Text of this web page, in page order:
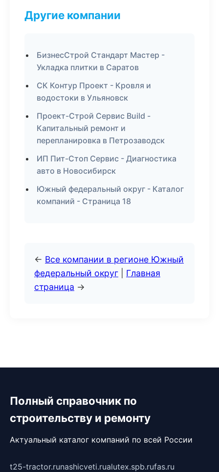
Другие компании
БизнесСтрой Стандарт Мастер -
Укладка плитки в Саратов
СК Контур Проект - Кровля и
водостоки в Ульяновск
Проект-Строй Сервис Build -
Капитальный ремонт и
перепланировка в Петрозаводск
ИП Пит-Стоп Сервис - Диагностика
авто в Новосибирск
Южный федеральный округ - Каталог
компаний - Страница 18
← Все компании в регионе Южный
федеральный округ
Главная
страница →
Полный справочник по
строительству и ремонту
Актуальный каталог компаний по всей России
t25-tractor.runashicveti.rualutex.spb.rufas.ru